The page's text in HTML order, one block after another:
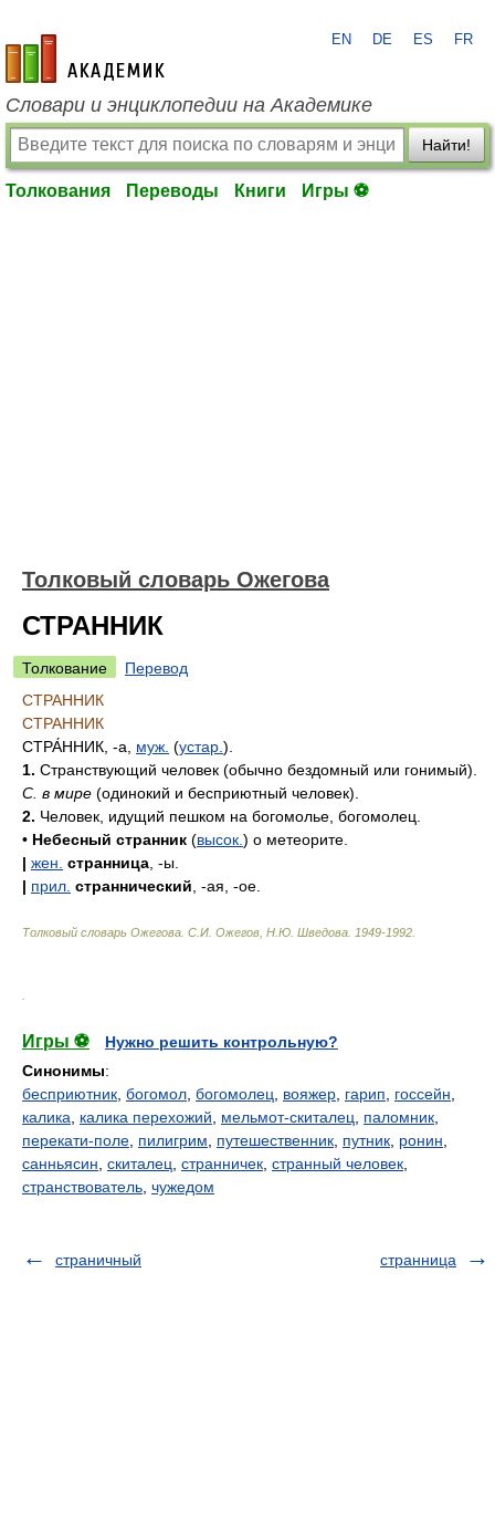
academic.ru
EN DE ES FR
Словари и энциклопедии на Академике
Найти!
Толкования Переводы Книги Игры ⚽
Толковый словарь Ожегова
СТРАННИК
Толкование
Перевод
СТРАННИК
СТРАННИК
СТРА́ННИК , -а, муж. (устар. ).
1. Странствующий человек (обычно бездомный или гонимый).
С. в мире (одинокий и бесприютный человек).
2. Человек, идущий пешком на богомолье, богомолец.
• Небесный странник (высок. ) о метеорите.
| жен. странница , -ы.
| прил. страннический , -ая, -ое.
Толковый словарь Ожегова С.И. Ожегов, Н.Ю. Шведова. 1949-1992
Игры ⚽
Нужно решить контрольную?
Синонимы:
бесприютник богомол богомолец вояжер гарип госсейн
калика
калика перехожий мельмот-скиталец паломник
перекати-поле пилигрим путешественник путник ронин
санньясин скиталец странничек странный человек
странствователь чужедом
страничный странница